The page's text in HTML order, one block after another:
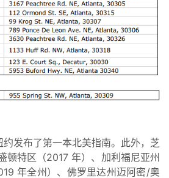
发布了第一本北美指南。此外，芝
顿特区（2017 年）、加利福尼亚州
年全州）、佛罗里达州迈阿密/奥